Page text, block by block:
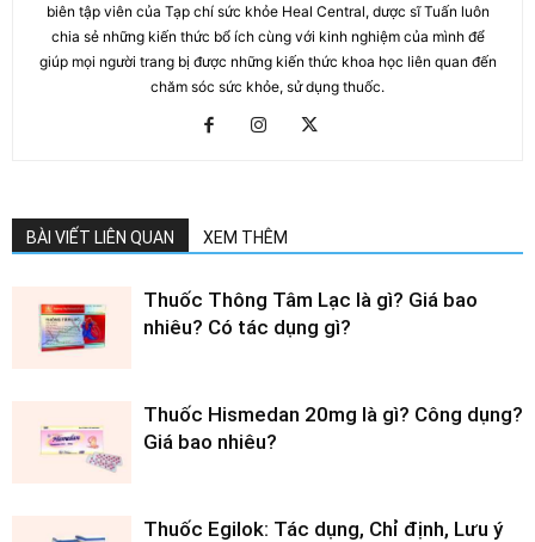
biên tập viên của Tạp chí sức khỏe Heal Central, dược sĩ Tuấn luôn
chia sẻ những kiến thức bổ ích cùng với kinh nghiệm của mình để
giúp mọi người trang bị được những kiến thức khoa học liên quan đến
chăm sóc sức khỏe, sử dụng thuốc.
BÀI VIẾT LIÊN QUAN XEM THÊM
Thuốc Thông Tâm Lạc là gì? Giá bao
nhiêu? Có tác dụng gì?
Thuốc Hismedan 20mg là gì? Công dụng?
Giá bao nhiêu?
Thuốc Egilok: Tác dụng, Chỉ định, Lưu ý